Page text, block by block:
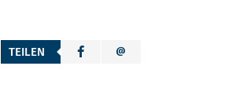
TEILEN